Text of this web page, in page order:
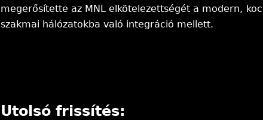
megerősítette az MNL elkötelezettségét a modern,
szakmai hálózatokba való integráció mellett.
Utolsó frissítés: